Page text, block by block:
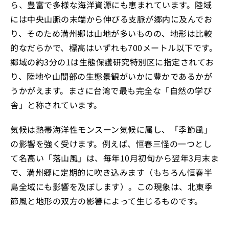
ら、豊富で多様な海洋資源にも恵まれています。陸域
には中央山脈の末端から伸びる支脈が郷内に及んでお
り、そのため満州郷は山地が多いものの、地形は比較
的なだらかで、標高はいずれも700メートル以下です。
郷域の約3分の1は生態保護研究特別区に指定されてお
り、陸地や山間部の生態景観がいかに豊かであるかが
うかがえます。まさに台湾で最も完全な「自然の学び
舎」と称されています。
気候は熱帯海洋性モンスーン気候に属し、「季節風」
の影響を強く受けます。例えば、恒春三怪の一つとし
て名高い「落山風」は、毎年10月初旬から翌年3月末ま
で、満州郷に定期的に吹き込みます（もちろん恒春半
島全域にも影響を及ぼします）。この現象は、北東季
節風と地形の双方の影響によって生じるものです。